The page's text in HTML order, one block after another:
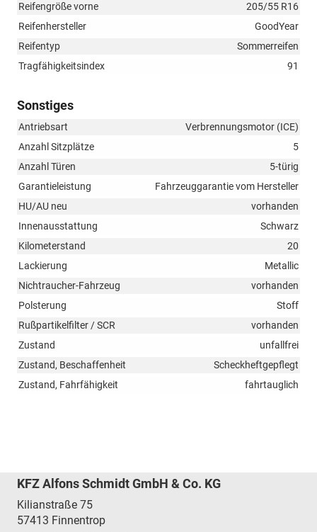
Reifengröße vorne
205/55 R16
Reifenhersteller
GoodYear
Reifentyp
Sommerreifen
Tragfähigkeitsindex
91
Sonstiges
Antriebsart
Verbrennungsmotor (ICE)
Anzahl Sitzplätze
5
Anzahl Türen
5-türig
Garantieleistung
Fahrzeuggarantie vom Hersteller
HU/AU neu
vorhanden
Innenausstattung
Schwarz
Kilometerstand
20
Lackierung
Metallic
Nichtraucher-Fahrzeug
vorhanden
Polsterung
Stoff
Rußpartikelfilter / SCR
vorhanden
Zustand
unfallfrei
Zustand, Beschaffenheit
Scheckheftgepflegt
Zustand, Fahrfähigkeit
fahrtauglich
KFZ Alfons Schmidt GmbH & Co. KG
Kilianstraße 75
57413 Finnentrop